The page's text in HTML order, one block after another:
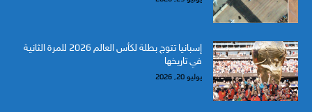
إسبانيا تتوج بطلة لكأس العالم 2026 للمرة الثانية
في تاريخها
يوليو 20, 2026